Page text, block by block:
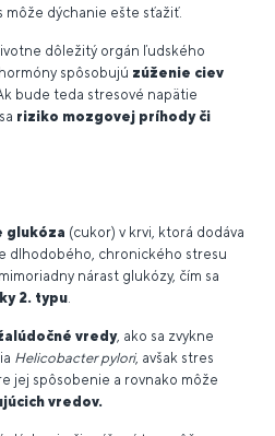
môže dýchanie ešte sťažiť.
dôležitý orgán ľudského
spôsobujú zúženie ciev
Ak bude teda stresové napätie
riziko mozgovej príhody či
glukóza (cukor) v krvi, ktorá dodáva
dlhodobého, chronického stresu
nárast glukózy, čím sa
2. typu
vredy, ako sa zvykne
Helicobacter pylori, avšak stres
jej spôsobenie a rovnako môže
vredov.